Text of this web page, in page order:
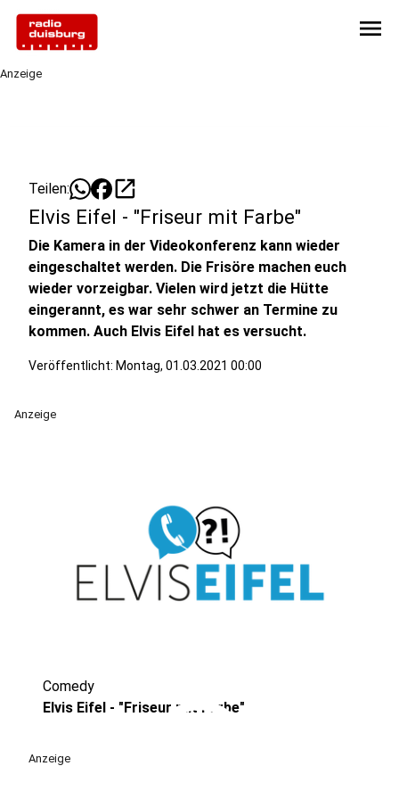
menu
Anzeige
Teilen: open_in_new
Elvis Eifel - "Friseur mit Farbe"
Die Kamera in der Videokonferenz kann wieder
eingeschaltet werden. Die Frisöre machen euch
wieder vorzeigbar. Vielen wird jetzt die Hütte
eingerannt, es war sehr schwer an Termine zu
kommen. Auch Elvis Eifel hat es versucht.
Veröffentlicht: Montag, 01.03.2021 00:00
Anzeige
play_circle
Comedy
Elvis Eifel - "Friseur mit Farbe"
Anzeige